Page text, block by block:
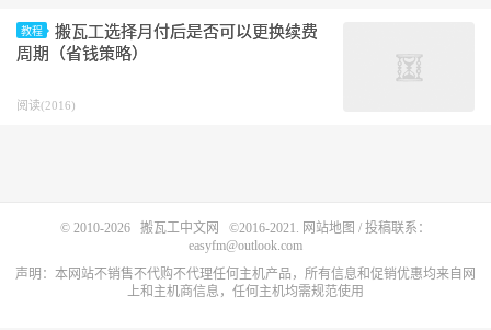
教程
搬瓦工选择月付后是否可以更换续费
周期（省钱策略）
阅读(2016)
© 2010-2026 搬瓦工中文网 ©2016-2021. 网站地图 / 投稿联系：
easyfm@outlook.com
声明：本网站不销售不代购不代理任何主机产品，所有信息和促销优惠均来自网
上和主机商信息，任何主机均需规范使用